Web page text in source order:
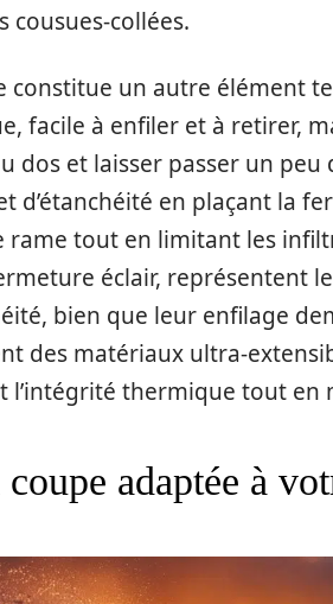
cousues-collées.
constitue un autre élément
facile à enfiler et à retirer,
dos et laisser passer un peu
d’étanchéité en plaçant la
rame tout en limitant les
éclair, représentent
bien que leur enfilage
des matériaux ultra-
l’intégrité thermique tout
adaptée à